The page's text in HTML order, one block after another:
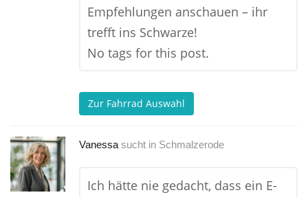
Empfehlungen anschauen – ihr
trefft ins Schwarze!
No tags for this post.
Zur Fahrrad Auswahl
Vanessa sucht in Schmalzerode
Ich hätte nie gedacht, dass ein E-